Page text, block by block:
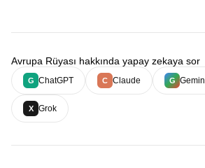
Avrupa Rüyası hakkında yapay zekaya sor
G ChatGPT C Claude G
X Grok